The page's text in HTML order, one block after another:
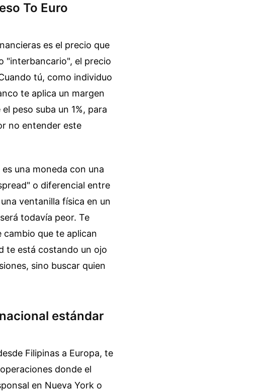
To Euro
es el precio que
"interbancario", el precio
tú, como individuo
te aplica un margen
peso suba un 1%, para
no entender este
una moneda con una
o diferencial entre
ventanilla física en un
todavía peor. Te
cambio que te aplican
te está costando un ojo
sino buscar quien
estándar
Filipinas a Europa, te
donde el
en Nueva York o